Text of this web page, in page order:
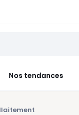
Nos tendances